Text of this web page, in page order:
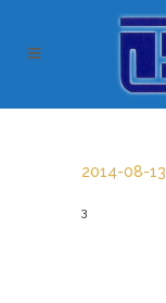
2014-08-13
3